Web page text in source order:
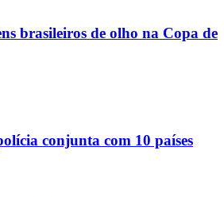
brasileiros de olho na Copa de
conjunta com 10 países